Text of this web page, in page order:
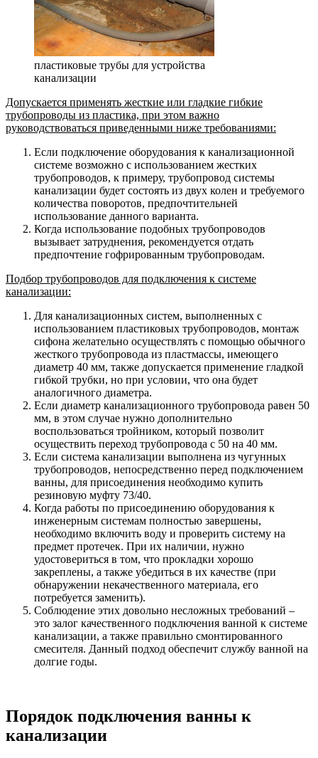
пластиковые трубы для устройства
канализации
Допускается применять жесткие или гладкие гибкие
трубопроводы из пластика, при этом важно
руководствоваться приведенными ниже требованиями:
Если подключение оборудования к канализационной
системе возможно с использованием жестких
трубопроводов, к примеру, трубопровод системы
канализации будет состоять из двух колен и требуемого
количества поворотов, предпочтительней
использование данного варианта.
Когда использование подобных трубопроводов
вызывает затруднения, рекомендуется отдать
предпочтение гофрированным трубопроводам.
Подбор трубопроводов для подключения к системе
канализации:
Для канализационных систем, выполненных с
использованием пластиковых трубопроводов, монтаж
сифона желательно осуществлять с помощью обычного
жесткого трубопровода из пластмассы, имеющего
диаметр 40 мм, также допускается применение гладкой
гибкой трубки, но при условии, что она будет
аналогичного диаметра.
Если диаметр канализационного трубопровода равен 50
мм, в этом случае нужно дополнительно
воспользоваться тройником, который позволит
осуществить переход трубопровода с 50 на 40 мм.
Если система канализации выполнена из чугунных
трубопроводов, непосредственно перед подключением
ванны, для присоединения необходимо купить
резиновую муфту 73/40.
Когда работы по присоединению оборудования к
инженерным системам полностью завершены,
необходимо включить воду и проверить систему на
предмет протечек. При их наличии, нужно
удостовериться в том, что прокладки хорошо
закреплены, а также убедиться в их качестве (при
обнаружении некачественного материала, его
потребуется заменить).
Соблюдение этих довольно несложных требований –
это залог качественного подключения ванной к системе
канализации, а также правильно смонтированного
смесителя. Данный подход обеспечит службу ванной на
долгие годы.
Порядок подключения ванны к
канализации